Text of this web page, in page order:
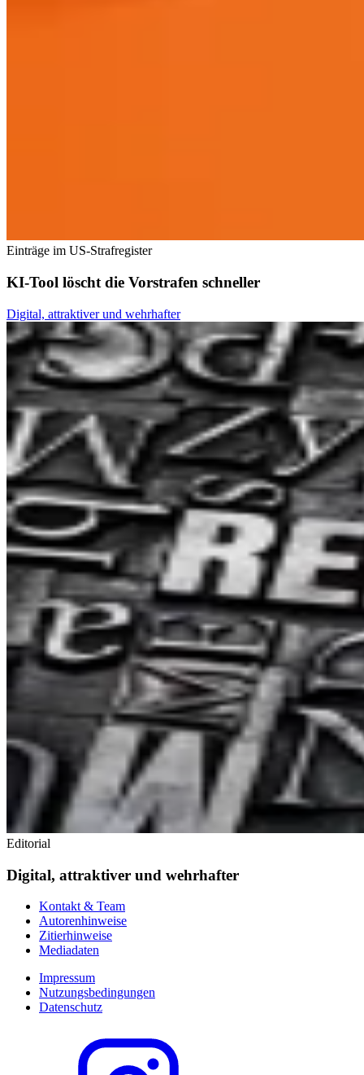
Einträge im US-Strafregister
KI-Tool löscht die Vorstrafen schneller
Digital, attraktiver und wehrhafter
Editorial
Digital, attraktiver und wehrhafter
Kontakt & Team
Autorenhinweise
Zitierhinweise
Mediadaten
Impressum
Nutzungsbedingungen
Datenschutz